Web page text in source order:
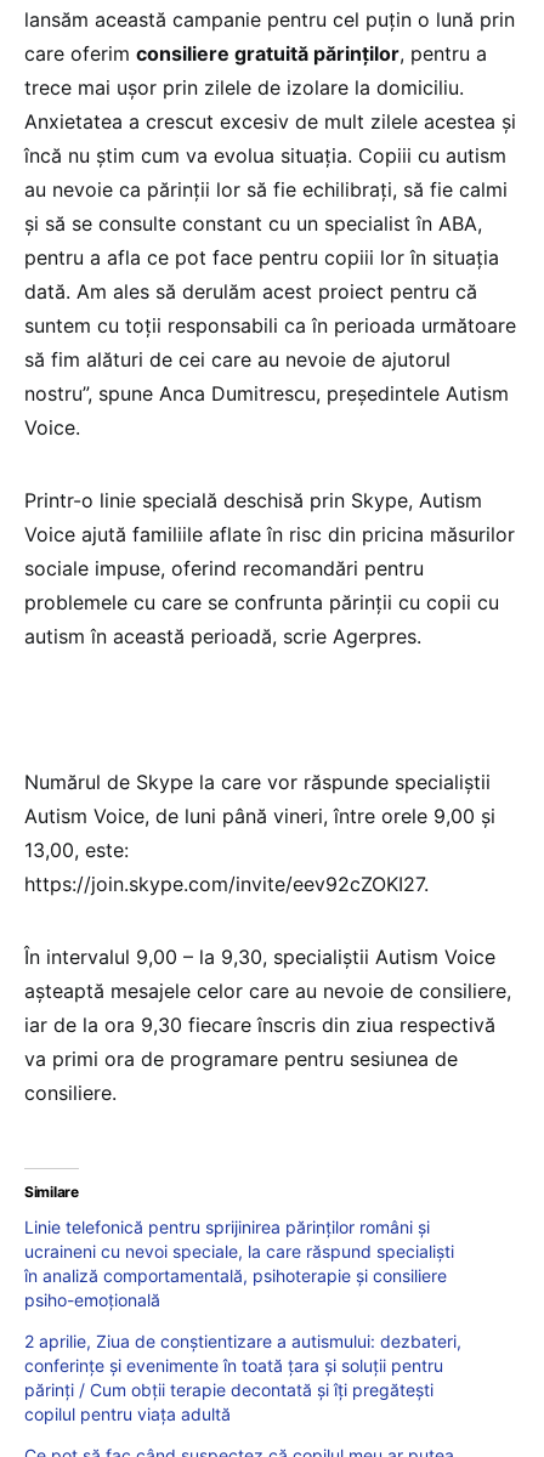
lansăm această campanie pentru cel puţin o lună prin
care oferim consiliere gratuită părinţilor, pentru a
trece mai uşor prin zilele de izolare la domiciliu.
Anxietatea a crescut excesiv de mult zilele acestea şi
încă nu ştim cum va evolua situaţia. Copiii cu autism
au nevoie ca părinţii lor să fie echilibraţi, să fie calmi
şi să se consulte constant cu un specialist în ABA,
pentru a afla ce pot face pentru copiii lor în situaţia
dată. Am ales să derulăm acest proiect pentru că
suntem cu toţii responsabili ca în perioada următoare
să fim alături de cei care au nevoie de ajutorul
nostru”, spune Anca Dumitrescu, preşedintele Autism
Voice.
Printr-o linie specială deschisă prin Skype, Autism
Voice ajută familiile aflate în risc din pricina măsurilor
sociale impuse, oferind recomandări pentru
problemele cu care se confrunta părinţii cu copii cu
autism în această perioadă, scrie Agerpres.
Numărul de Skype la care vor răspunde specialiştii
Autism Voice, de luni până vineri, între orele 9,00 şi
13,00, este:
https://join.skype.com/invite/eev92cZOKI27.
În intervalul 9,00 – la 9,30, specialiştii Autism Voice
aşteaptă mesajele celor care au nevoie de consiliere,
iar de la ora 9,30 fiecare înscris din ziua respectivă
va primi ora de programare pentru sesiunea de
consiliere.
Similare
Linie telefonică pentru sprijinirea părinților români și
ucraineni cu nevoi speciale, la care răspund specialiști
în analiză comportamentală, psihoterapie și consiliere
psiho-emoțională
2 aprilie, Ziua de conștientizare a autismului: dezbateri,
conferințe și evenimente în toată țara și soluții pentru
părinți / Cum obții terapie decontată și îți pregătești
copilul pentru viața adultă